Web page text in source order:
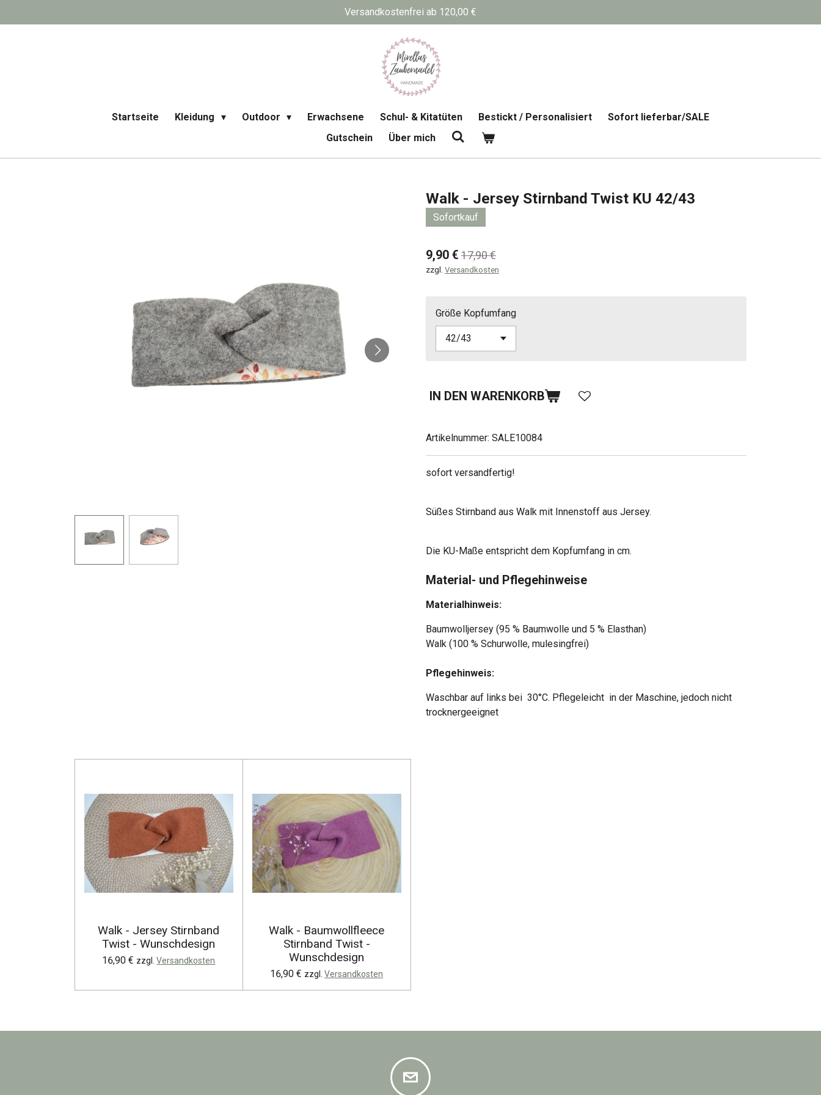
Hauptinhalt
Versandkostenfrei ab 120,00 €
Startseite Kleidung Outdoor Erwachsene Schul- & Kitatüten Bestickt / Personalisiert
Sofort lieferbar/SALE
Gutschein
Über mich
Walk - Jersey Stirnband Twist KU 42/43
Sofortkauf
9,90 € 17,90 €
zzgl. Versandkosten
Größe Kopfumfang
IN DEN WARENKORB
Artikelnummer: SALE10084
sofort versandfertig!
Süßes Stirnband aus Walk mit Innenstoff aus Jersey.
Die KU-Maße entspricht dem Kopfumfang in cm.
Material- und Pflegehinweise
Materialhinweis:
Baumwolljersey (95 % Baumwolle und 5 % Elasthan)
Walk (100 % Schurwolle, mulesingfrei)
Pflegehinweis:
Waschbar auf links bei 30°C. Pflegeleicht in der Maschine, jedoch nicht
trocknergeeignet
Walk - Jersey Stirnband
Twist - Wunschdesign
16,90 € zzgl.Versandkosten
Walk - Baumwollfleece
Stirnband Twist -
Wunschdesign
16,90 € zzgl.Versandkosten